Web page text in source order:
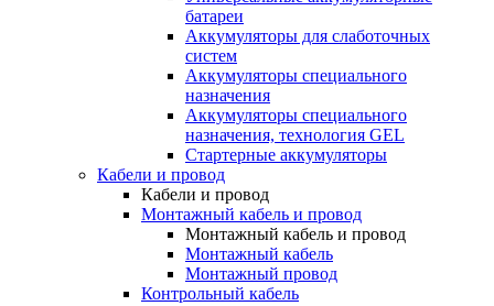
батареи
Аккумуляторы для слаботочных
систем
Аккумуляторы специального
назначения
Аккумуляторы специального
назначения, технология GEL
Стартерные аккумуляторы
Кабели и провод
Кабели и провод
Монтажный кабель и провод
Монтажный кабель и провод
Монтажный кабель
Монтажный провод
Контрольный кабель